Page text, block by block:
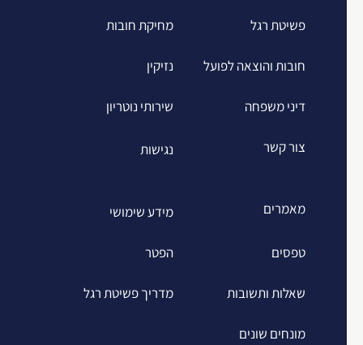
פשיטת רגל מחיקת חובות
חובות והוצאה לפועל נזיקין
דיני משפחה שירותי נוטריון
צור קשר נגישות
מאמרים מידע שימושי
טפסים הפטר
שאלות ותשובות מדריך פשיטת רגל
מונחים שונים